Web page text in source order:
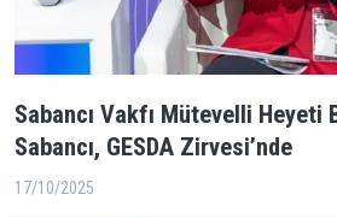
Sabancı Vakfı Mütevelli Heyeti
Sabancı, GESDA Zirvesi’nde
17/10/2025